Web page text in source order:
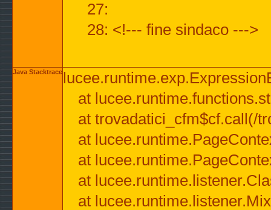
27:
28: <!--- fine sindaco --->
Java Stacktrace
at
at trovadatici_cfm$cf.call(/
at
at
at
at